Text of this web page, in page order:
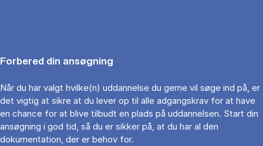
Forbered din ansøgning
Når du har valgt hvilke(n) uddannelse du gerne vil søge ind på, er
det vigtig at sikre at du lever op til alle adgangskrav for at have
en chance for at blive tilbudt en plads på uddannelsen. Start din
ansøgning i god tid, så du er sikker på, at du har al den
dokumentation, der er behov for.